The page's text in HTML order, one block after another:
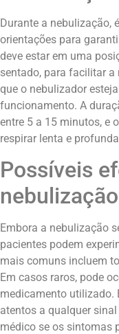
Durante a nebulização,
orientações para
deve estar em uma
sentado, para facilitar a
que o nebulizador
funcionamento. A
entre 5 a 15 minutos, e
respirar lenta e
Possíveis
nebulização
Embora a nebulização
pacientes podem
mais comuns incluem
Em casos raros, pode
medicamento utilizado.
atentos a qualquer
médico se os sintomas